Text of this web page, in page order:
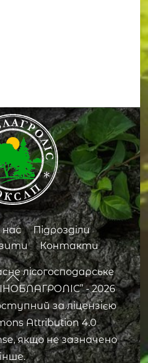
Back
To
Top
Підрозділи
Контакти
лісогосподарське
- 2026
за ліцензією
Attribution 4.0
якщо не зазначено
інше.